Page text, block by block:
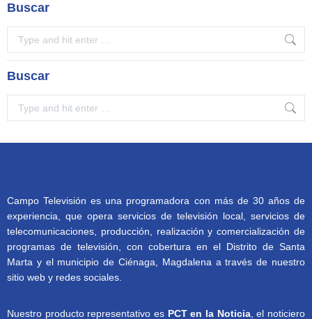
Buscar
Buscar
Campo Televisión es una programadora con más de 30 años de
experiencia, que opera servicios de televisión local, servicios de
telecomunicaciones, producción, realización y comercialización de
programas de televisión, con cobertura en el Distrito de Santa
Marta y el municipio de Ciénaga, Magdalena a través de nuestro
sitio web y redes sociales.
Nuestro producto representativo es PCT en la Noticia, el noticiero